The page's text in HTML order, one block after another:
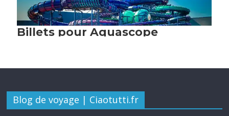
Blog de voyage | Ciaotutti.fr